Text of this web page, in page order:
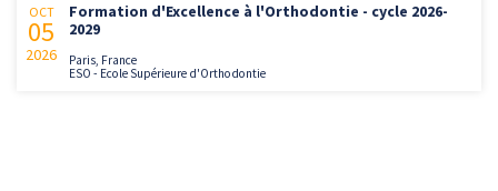
OCT
05
2026
Formation d'Excellence à l'Orthodontie - cycle 2026-
2029
Paris, France
ESO - Ecole Supérieure d'Orthodontie